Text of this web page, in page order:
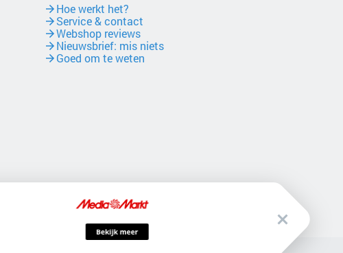
Hoe werkt het?
Service & contact
Webshop reviews
Nieuwsbrief: mis niets
Goed om te weten